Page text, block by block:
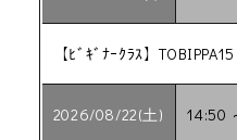
【ﾋﾞｷﾞﾅｰｸﾗｽ】
2026/08/22(土) 14:50